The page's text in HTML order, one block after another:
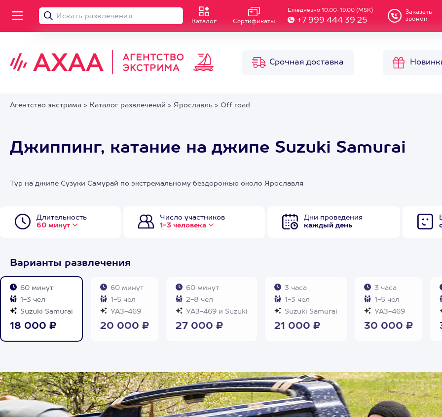
Каталог Сертификаты
Ежедневно 10.00-19.00 (MSK)
+7 999 444 39 25
Заказать
звонок
Срочная доставка
Агентство экстрима > Каталог развлечений > Ярославль > Off road
Джиппинг, катание на джипе Suzuki Samurai
Тур на джипе Сузуки Самурай по экстремальному бездорожью около Ярославля
Длительность
60 минут
Число участников
1-3 человека
Дни проведения
каждый день
Варианты развлечения
60 минут
1-3 чел
Suzuki Samurai
18 000 ₽
60 минут
1-5 чел
УАЗ-469
20 000 ₽
60 минут
2-8 чел
УАЗ-469 и Suzuki
27 000 ₽
3 часа
1-3 чел
Suzuki Samurai
21 000 ₽
3 часа
1-5 чел
УАЗ-469
30 000 ₽